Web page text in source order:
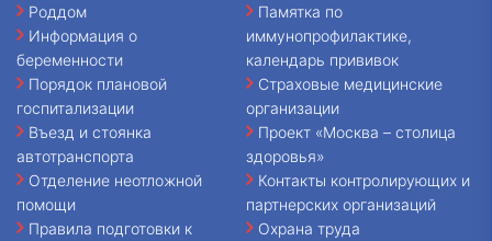
Роддом
Информация о
беременности
Порядок плановой
госпитализации
Въезд и стоянка
автотранспорта
Отделение неотложной
помощи
Правила подготовки к
Памятка по
иммунопрофилактике,
календарь прививок
Страховые медицинские
организации
Проект «Москва – столица
здоровья»
Контакты контролирующих и
партнерских организаций
Охрана труда